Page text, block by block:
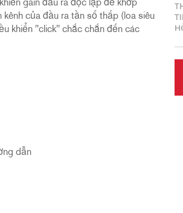
gain đầu ra độc lập để khớp
của đầu ra tần số thấp (loa siêu
khiển "click" chắc chắn đến các
dẫn